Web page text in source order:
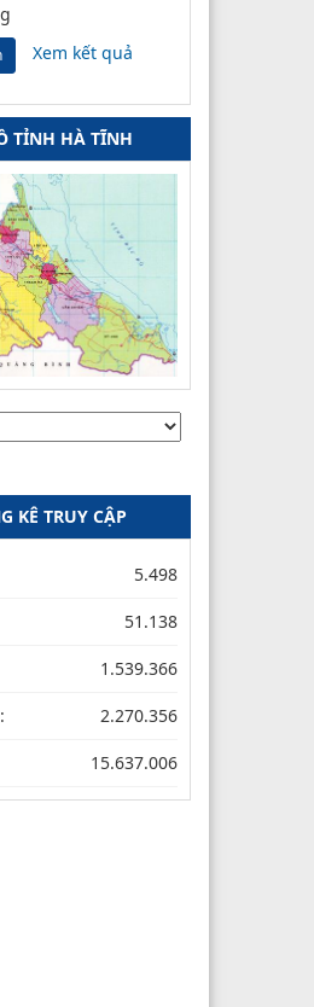
Xem kết quả
TỈNH HÀ TĨNH
KÊ TRUY CẬP
5.498
51.138
1.539.366
2.270.356
15.637.006